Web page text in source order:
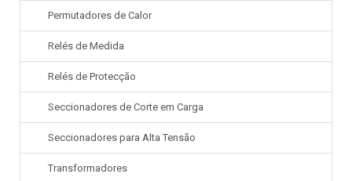
Permutadores de Calor
Relés de Medida
Relés de Protecção
Seccionadores de Corte em Carga
Seccionadores para Alta Tensão
Transformadores